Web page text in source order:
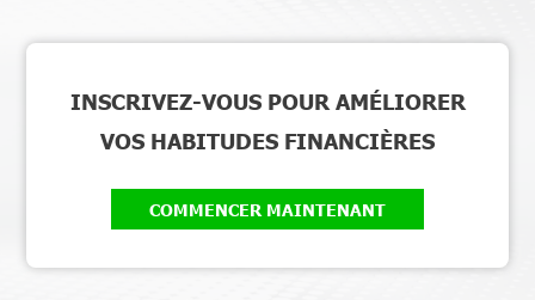
INSCRIVEZ-VOUS POUR AMÉLIORER
VOS HABITUDES FINANCIÈRES
COMMENCER MAINTENANT